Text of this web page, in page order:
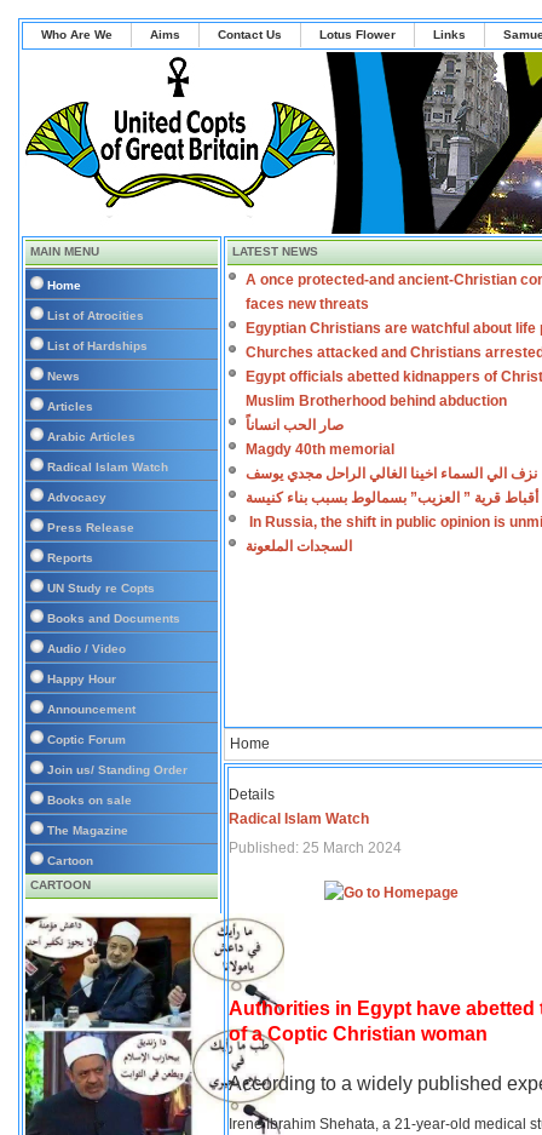
Who Are We Aims Contact Us Lotus Flower Links
MAIN MENU
Home
List of Atrocities
List of Hardships
News
Articles
Arabic Articles
Radical Islam Watch
Advocacy
Press Release
Reports
UN Study re Copts
Books and Documents
Audio / Video
Happy Hour
Announcement
Coptic Forum
Join us/ Standing Order
Books on sale
The Magazine
Cartoon
CARTOON
LATEST NEWS
A once protected-and ancient-Christian
faces new threats
Egyptian Christians are watchful about life
Churches attacked and Christians
Egypt officials abetted kidnappers of
Muslim Brotherhood behind abduction
صار الحب انساناً
Magdy 40th memorial
نزف الي السماء اخينا الغالي الراحل مجدي يوسف
أقباط قرية ” العزيب” بسمالوط بسبب بناء كنيسة
In Russia, the shift in public opinion is
السجدات الملعونة
Home
Details
Radical Islam Watch
Published: 25 March 2024
Authorities in Egypt have
of a Coptic Christian woman
According to a widely published
Irene Ibrahim Shehata, a 21-year-old medical